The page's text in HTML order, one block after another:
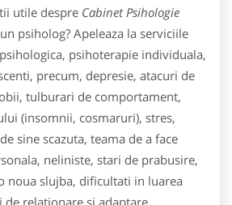
utile despre Cabinet Psihologie
psiholog? Apeleaza la serviciile
psihoterapie individuala,
precum, depresie, atacuri de
tulburari de comportament,
(insomnii, cosmaruri), stres,
sine scazuta, teama de a face
neliniste, stari de prabusire,
noua slujba, dificultati in luarea
relationare si adaptare,